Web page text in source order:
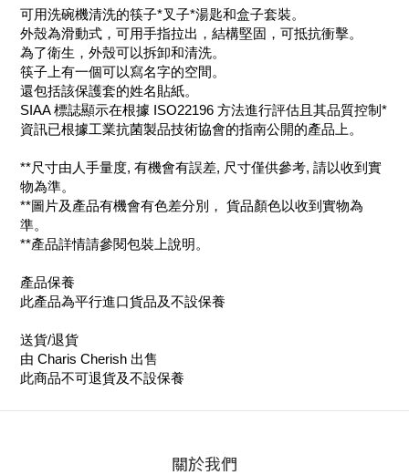
可用洗碗機清洗的筷子*叉子*湯匙和盒子套裝。
外殼為滑動式，可用手指拉出，結構堅固，可抵抗衝擊。
為了衛生，外殼可以拆卸和清洗。
筷子上有一個可以寫名字的空間。
還包括該保護套的姓名貼紙。
SIAA 標誌顯示在根據 ISO22196 方法進行評估且其品質控制*
資訊已根據工業抗菌製品技術協會的指南公開的產品上。
**尺寸由人手量度, 有機會有誤差, 尺寸僅供參考, 請以收到實
物為準。
**圖片及產品有機會有色差分別， 貨品顏色以收到實物為
準。
**產品詳情請參閱包裝上說明。
產品保養
此產品為平行進口貨品及不設保養
送貨/退貨
由 Charis Cherish 出售
此商品不可退貨及不設保養
關於我們